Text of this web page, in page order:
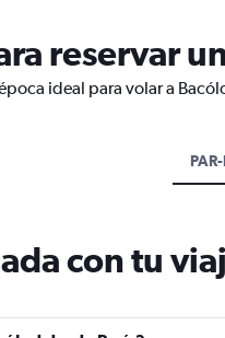
reservar
ideal para volar a
con tu